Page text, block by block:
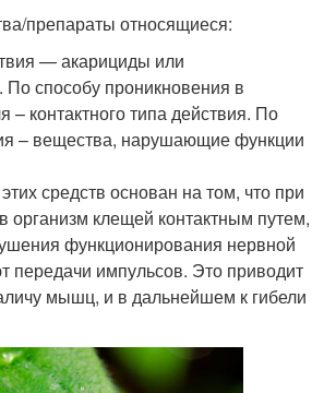
препараты относящиеся:
— акарициды или
По способу проникновения в
– контактного типа действия. По
– вещества, нарушающие функции
средств основан на том, что при
организм клещей контактным путем,
функционирования нервной
передачи импульсов. Это приводит
мышц, и в дальнейшем к гибели